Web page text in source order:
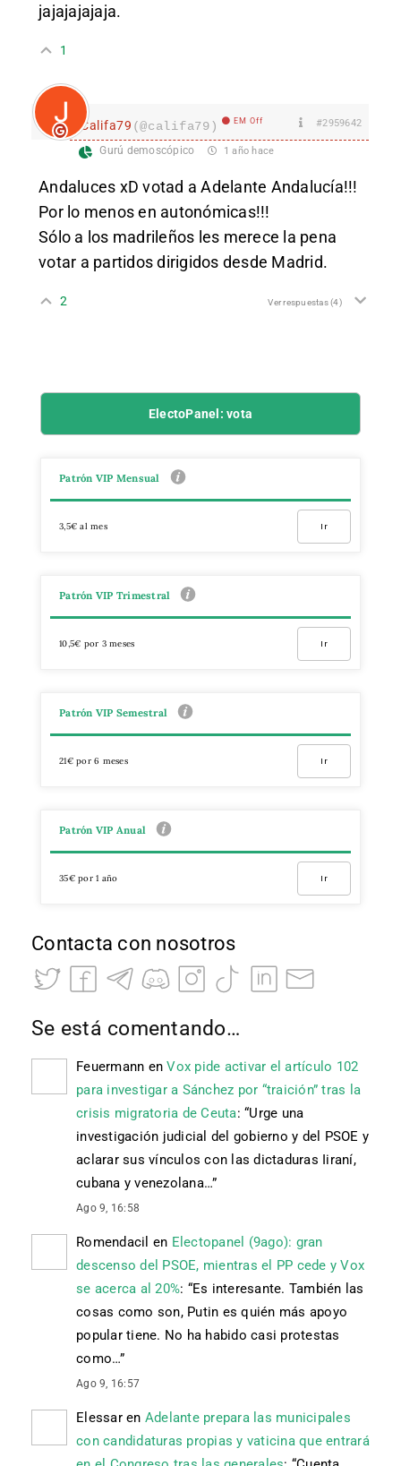
jajajajajaja.
1
Califa79 (@califa79) EM Off #2959642
Gurú demoscópico 1 año hace
Andaluces xD votad a Adelante Andalucía!!!
Por lo menos en autonómicas!!!
Sólo a los madrileños les merece la pena
votar a partidos dirigidos desde Madrid.
2 Ver respuestas(4)
ElectoPanel: vota
Patrón VIP Mensual
3,5€ al mes Ir
Patrón VIP Trimestral
10,5€ por 3 meses Ir
Patrón VIP Semestral
21€ por 6 meses Ir
Patrón VIP Anual
35€ por 1 año Ir
Contacta con nosotros
Se está comentando…
Feuermann enVox pide activar el artículo 102
para investigar a Sánchez por “traición” tras la
crisis migratoria de Ceuta: “Urge una
investigación judicial del gobierno y del PSOE y
aclarar sus vínculos con las dictaduras Iiraní,
cubana y venezolana…”
Ago 9, 16:58
Romendacil en Electopanel (9ago): gran
descenso del PSOE, mientras el PP cede y Vox
se acerca al 20%: “Es interesante. También las
cosas como son, Putin es quién más apoyo
popular tiene. No ha habido casi protestas
como…”
Ago 9, 16:57
Elessaren Adelante prepara las municipales
con candidaturas propias y vaticina que entrará